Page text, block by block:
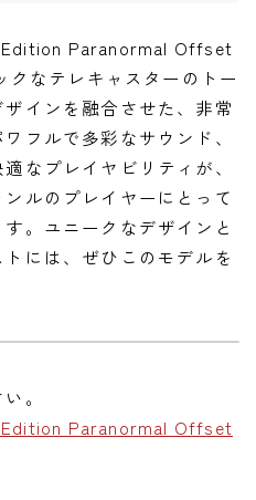
Paranormal Offset
なテレキャスターのトー
インを融合させた、非常
フルで多彩なサウンド、
なプレイヤビリティが、
ルのプレイヤーにとって
。ユニークなデザインと
には、ぜひこのモデルを
。
Paranormal Offset